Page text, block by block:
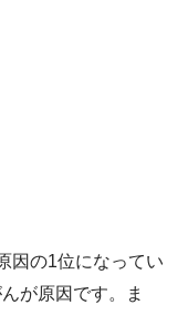
因の1位になってい
が原因です。ま